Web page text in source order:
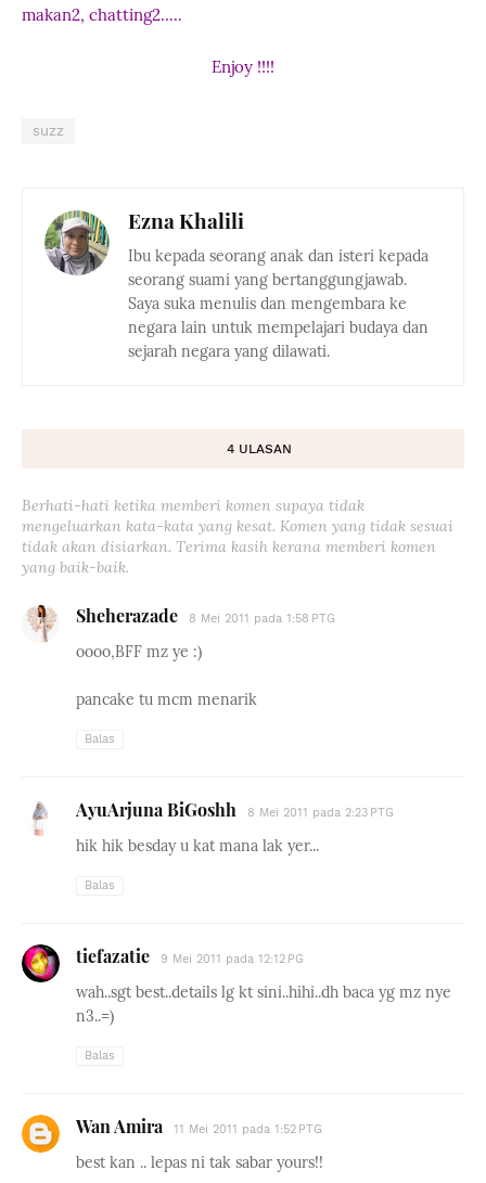
makan2, chatting2.....
Enjoy !!!!
suzz
Ezna Khalili
Ibu kepada seorang anak dan isteri kepada
seorang suami yang bertanggungjawab.
Saya suka menulis dan mengembara ke
negara lain untuk mempelajari budaya dan
sejarah negara yang dilawati.
4 ULASAN
Berhati-hati ketika memberi komen supaya tidak
mengeluarkan kata-kata yang kesat. Komen yang tidak sesuai
tidak akan disiarkan. Terima kasih kerana memberi komen
yang baik-baik.
Sheherazade 8 Mei 2011 pada 1:58 PTG
oooo,BFF mz ye :)
pancake tu mcm menarik
Balas
AyuArjuna BiGoshh 8 Mei 2011 pada 2:23 PTG
hik hik besday u kat mana lak yer...
Balas
tiefazatie 9 Mei 2011 pada 12:12 PG
wah..sgt best..details lg kt sini..hihi..dh baca yg mz nye
n3..=)
Balas
Wan Amira 11 Mei 2011 pada 1:52 PTG
best kan .. lepas ni tak sabar yours!!